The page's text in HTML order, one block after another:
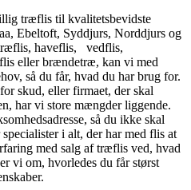
træflis til kvalitetsbevidste
Ebeltoft, Syddjurs, Norddjurs og
haveflis, vedflis,
eller brændetræ, kan vi med
så du får, hvad du har brug for.
skud, eller firmaet, der skal
har vi store mængder liggende.
så du ikke skal
i alt, der har med flis at
med salg af træflis ved, hvad
vi om, hvorledes du får størst